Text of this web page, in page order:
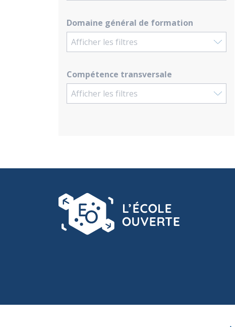
Domaine général de formation
Afficher les filtres
Compétence transversale
Afficher les filtres